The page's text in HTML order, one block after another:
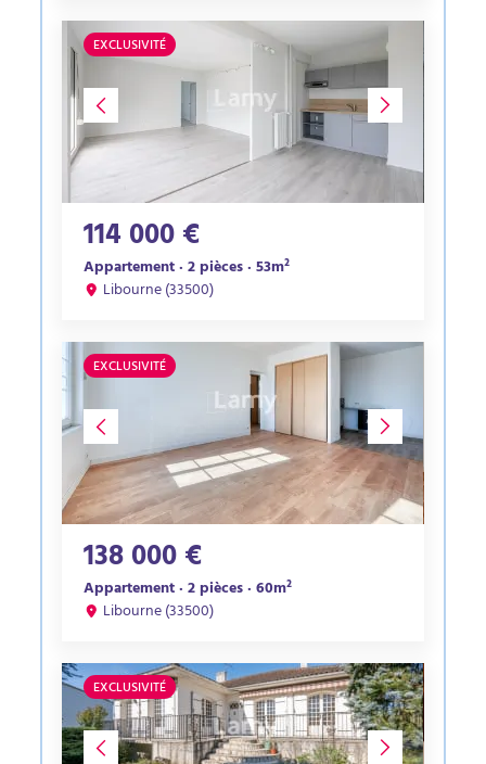
EXCLUSIVITÉ
114 000 €
Appartement · 2 pièces · 53m²
Libourne (33500)
EXCLUSIVITÉ
138 000 €
Appartement · 2 pièces · 60m²
Libourne (33500)
EXCLUSIVITÉ